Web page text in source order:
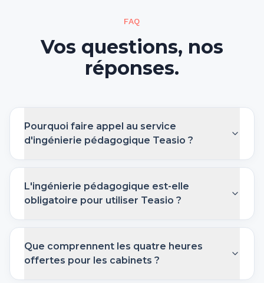
FAQ
Vos questions, nos
réponses.
Pourquoi faire appel au service
d'ingénierie pédagogique Teasio ?
L'ingénierie pédagogique est-elle
obligatoire pour utiliser Teasio ?
Que comprennent les quatre heures
offertes pour les cabinets ?